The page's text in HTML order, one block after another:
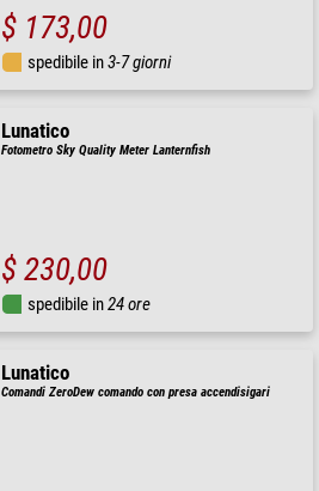
$ 173,00
spedibile in3-7 giorni
Lunatico
Fotometro Sky Quality Meter Lanternfish
$ 230,00
spedibile in24 ore
Lunatico
Comandi ZeroDew comando con presa accendisigari